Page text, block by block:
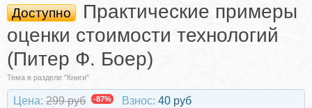
Доступно
Практические примеры
оценки стоимости технологий
(Питер Ф. Боер)
Тема в разделе "Книги"
Цена: 299 руб -87% Взнос: 40 руб